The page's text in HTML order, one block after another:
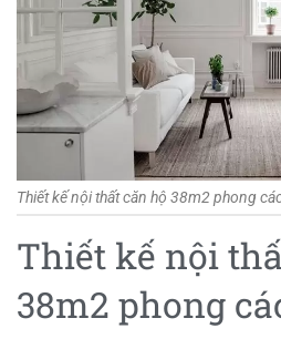
Thiết kế nội thất căn hộ 38m2 phong
Thiết kế nội
38m2 phong